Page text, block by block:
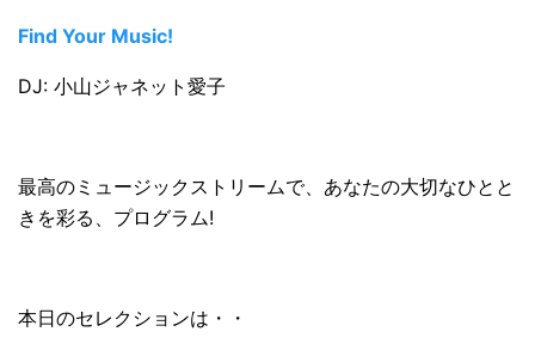
Find Your Music!
DJ: 小山ジャネット愛子
最高のミュージックストリームで、あなたの大切なひとと
きを彩る、プログラム!
本日のセレクションは・・